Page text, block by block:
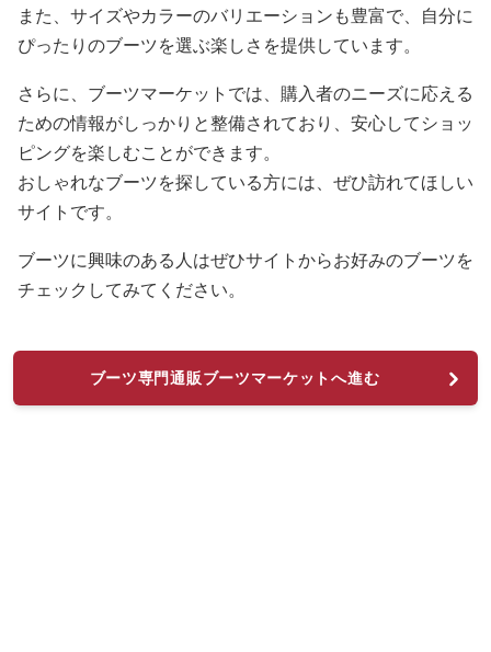
また、サイズやカラーのバリエーションも豊富で、自分に
ぴったりのブーツを選ぶ楽しさを提供しています。
さらに、ブーツマーケットでは、購入者のニーズに応える
ための情報がしっかりと整備されており、安心してショッ
ピングを楽しむことができます。
おしゃれなブーツを探している方には、ぜひ訪れてほしい
サイトです。
ブーツに興味のある人はぜひサイトからお好みのブーツを
チェックしてみてください。
ブーツ専門通販ブーツマーケットへ進む